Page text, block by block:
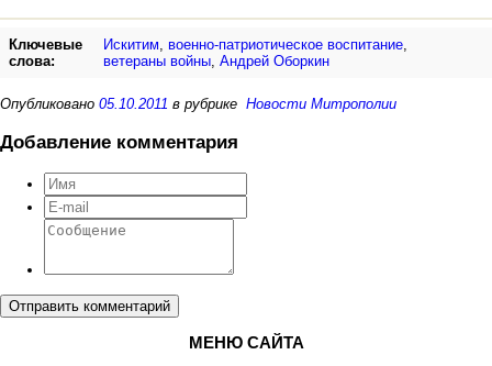
Ключевые
слова:
Искитим, военно-патриотическое воспитание,
ветераны войны, Андрей Оборкин
Опубликовано 05.10.2011 в рубрике Новости Митрополии
Добавление комментария
Отправить комментарий
МЕНЮ САЙТА